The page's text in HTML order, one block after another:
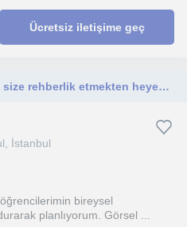
Ücretsiz iletişime geç
Dil öğrenme yolculuğunuzda size rehberlik etmekten heyecan duyan bir İngilizce öğretmeniyim.
İstanbul
bireysel
planlıyorum. Görsel ...